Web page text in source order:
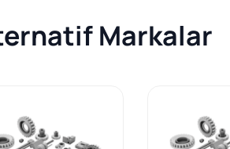
Markalar